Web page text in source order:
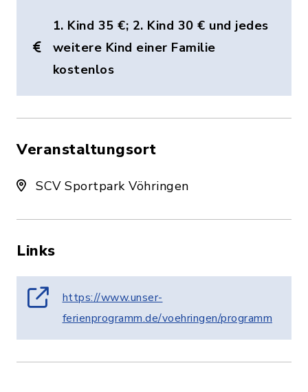
1. Kind 35 €; 2. Kind 30 € und jedes
weitere Kind einer Familie
kostenlos
Veranstaltungsort
SCV Sportpark Vöhringen
Links
https://www.unser-
ferienprogramm.de/voehringen/programm